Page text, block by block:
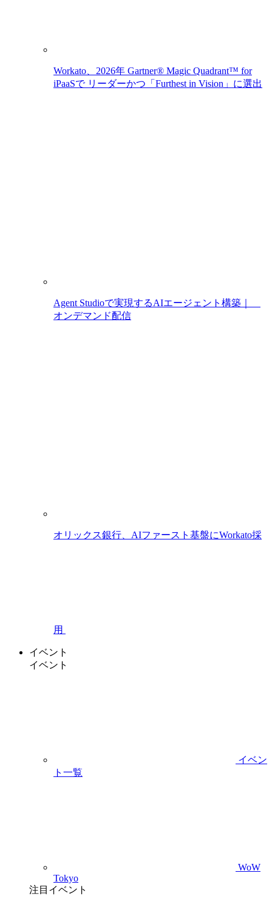
Workato、2026年 Gartner® Magic Quadrant™ for
iPaaSで リーダーかつ「Furthest in Vision」に選出
Agent Studioで実現するAIエージェント構築｜
オンデマンド配信
オリックス銀行、AIファースト基盤にWorkato採
用
イベント
イベント
イベン
ト一覧
WoW
Tokyo
注目イベント